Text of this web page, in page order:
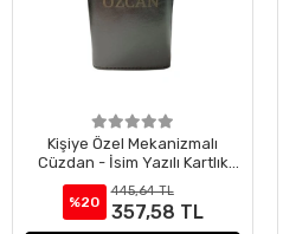
Kişiye Özel Mekanizmalı
Cüzdan - İsim Yazılı Kartlık
Cüzdan - Mekanizmalı
Cüzdan
%20
445,64 TL
357,58 TL